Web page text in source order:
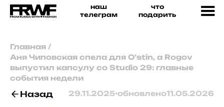
наш
телеграм
что
подарить
Главная /
Аня Чиповская спела для O’stin, а Rogov
выпустил капсулу со Studio 29: главные
события недели
Назад 29.11.2025•обновлено11.05.2026